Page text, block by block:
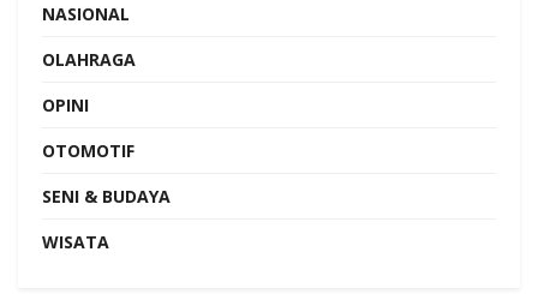
NASIONAL
OLAHRAGA
OPINI
OTOMOTIF
SENI & BUDAYA
WISATA